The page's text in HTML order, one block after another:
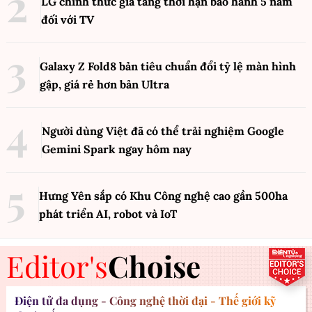
đối với TV
Galaxy Z Fold8 bản tiêu chuẩn đổi tỷ lệ màn hình
gập, giá rẻ hơn bản Ultra
Người dùng Việt đã có thể trải nghiệm Google
Gemini Spark ngay hôm nay
Hưng Yên sắp có Khu Công nghệ cao gần 500ha
phát triển AI, robot và IoT
Editor'sChoise
Điện tử đa dụng - Công nghệ thời đại - Thế giới kỹ